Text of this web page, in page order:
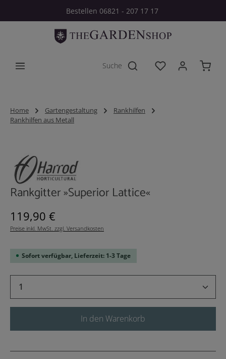
Zum Hauptinhalt springenBestellen 06821 - 207 17 17
Du hast 0
Home Gartengestaltung
Rankhilfen
Rankhilfen aus Metall
Rankgitter »Superior Lattice«
Regulärer Preis:
119,90 €
Preise inkl. MwSt. zzgl. Versandkosten
Sofort verfügbar, Lieferzeit: 1-3 Tage
Produkt Anzahl: Gib den gewünschten
In den Warenkorb